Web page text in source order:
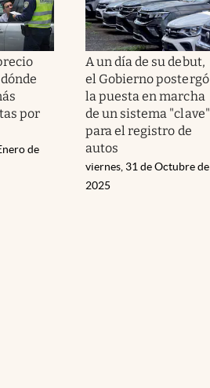
por
de
A un día de su debut,
el Gobierno postergó
la puesta en marcha
de un sistema "clave"
para el registro de
autos
viernes, 31 de Octubre de
2025